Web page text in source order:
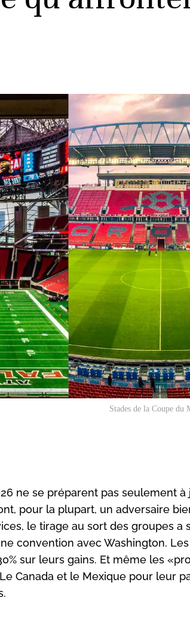
Stades de la Coupe du
ne se préparent pas seulement à
pour la plupart, un adversaire
le tirage au sort des groupes a
convention avec Washington.
sur leurs gains. Et même les
Canada et le Mexique pour leur